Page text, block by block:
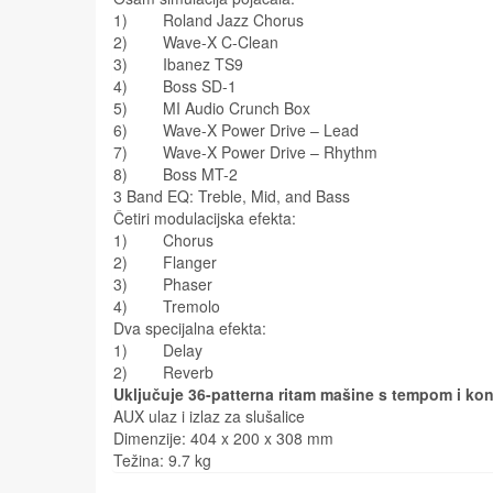
1) Roland Jazz Chorus
2) Wave-X C-Clean
3) Ibanez TS9
4) Boss SD-1
5) MI Audio Crunch Box
6) Wave-X Power Drive – Lead
7) Wave-X Power Drive – Rhythm
8) Boss MT-2
3 Band EQ: Treble, Mid, and Bass
Četiri modulacijska efekta:
1) Chorus
2) Flanger
3) Phaser
4) Tremolo
Dva specijalna efekta:
1) Delay
2) Reverb
Uključuje 36-patterna ritam mašine s tempom i
AUX ulaz i izlaz za slušalice
Dimenzije: 404 x 200 x 308 mm
Težina: 9.7 kg